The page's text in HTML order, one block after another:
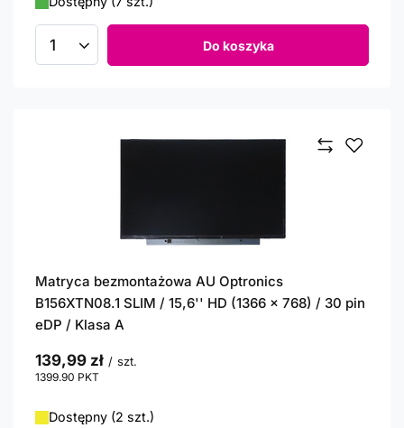
Ilość produktów Do koszyka
Matryca bezmontażowa AU Optronics
B156XTN08.1 SLIM / 15,6'' HD (1366 x 768) / 30 pin
eDP / Klasa A
139,99 zł / szt.
1399.90 PKT
Dostępny (2 szt.)